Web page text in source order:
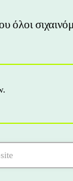
όλοι